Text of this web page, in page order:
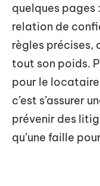
quelques pages
relation de
règles précises,
tout son poids.
pour le
c’est s’assurer
prévenir des
qu’une faille